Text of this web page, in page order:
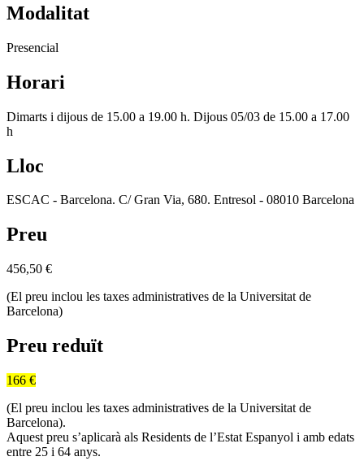
Modalitat
Presencial
Horari
Dimarts i dijous de 15.00 a 19.00 h. Dijous 05/03 de 15.00 a 17.00
h
Lloc
ESCAC - Barcelona. C/ Gran Via, 680. Entresol - 08010 Barcelona
Preu
456,50 €
(El preu inclou les taxes administratives de la Universitat de
Barcelona)
Preu reduït
166 €
(El preu inclou les taxes administratives de la Universitat de
Barcelona).
Aquest preu s’aplicarà als Residents de l’Estat Espanyol i amb edats
entre 25 i 64 anys.